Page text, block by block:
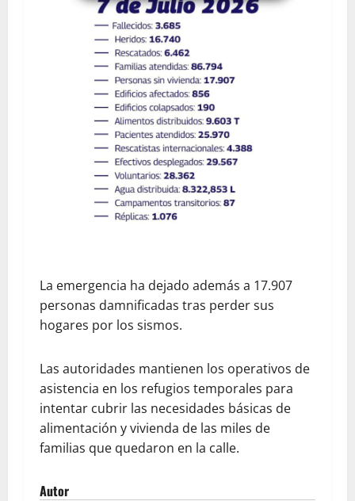
​La emergencia ha dejado además a 17.907
personas damnificadas tras perder sus
hogares por los sismos.
Las autoridades mantienen los operativos de
asistencia en los refugios temporales para
intentar cubrir las necesidades básicas de
alimentación y vivienda de las miles de
familias que quedaron en la calle.
Autor